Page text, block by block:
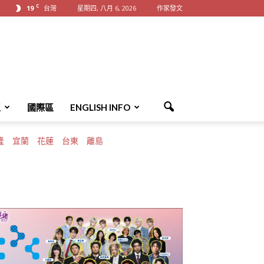
19 C 台灣 星期四, 八月 6, 2026 作家發文
國際區 ENGLISH INFO
宜蘭 花蓮 台東 離島